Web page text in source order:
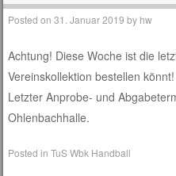
Posted on31. Januar 2019 by hw
Achtung! Diese Woche ist die
Vereinskollektion bestellen könnt!
Letzter Anprobe- und
Ohlenbachhalle.
Posted inTuS Wbk Handball